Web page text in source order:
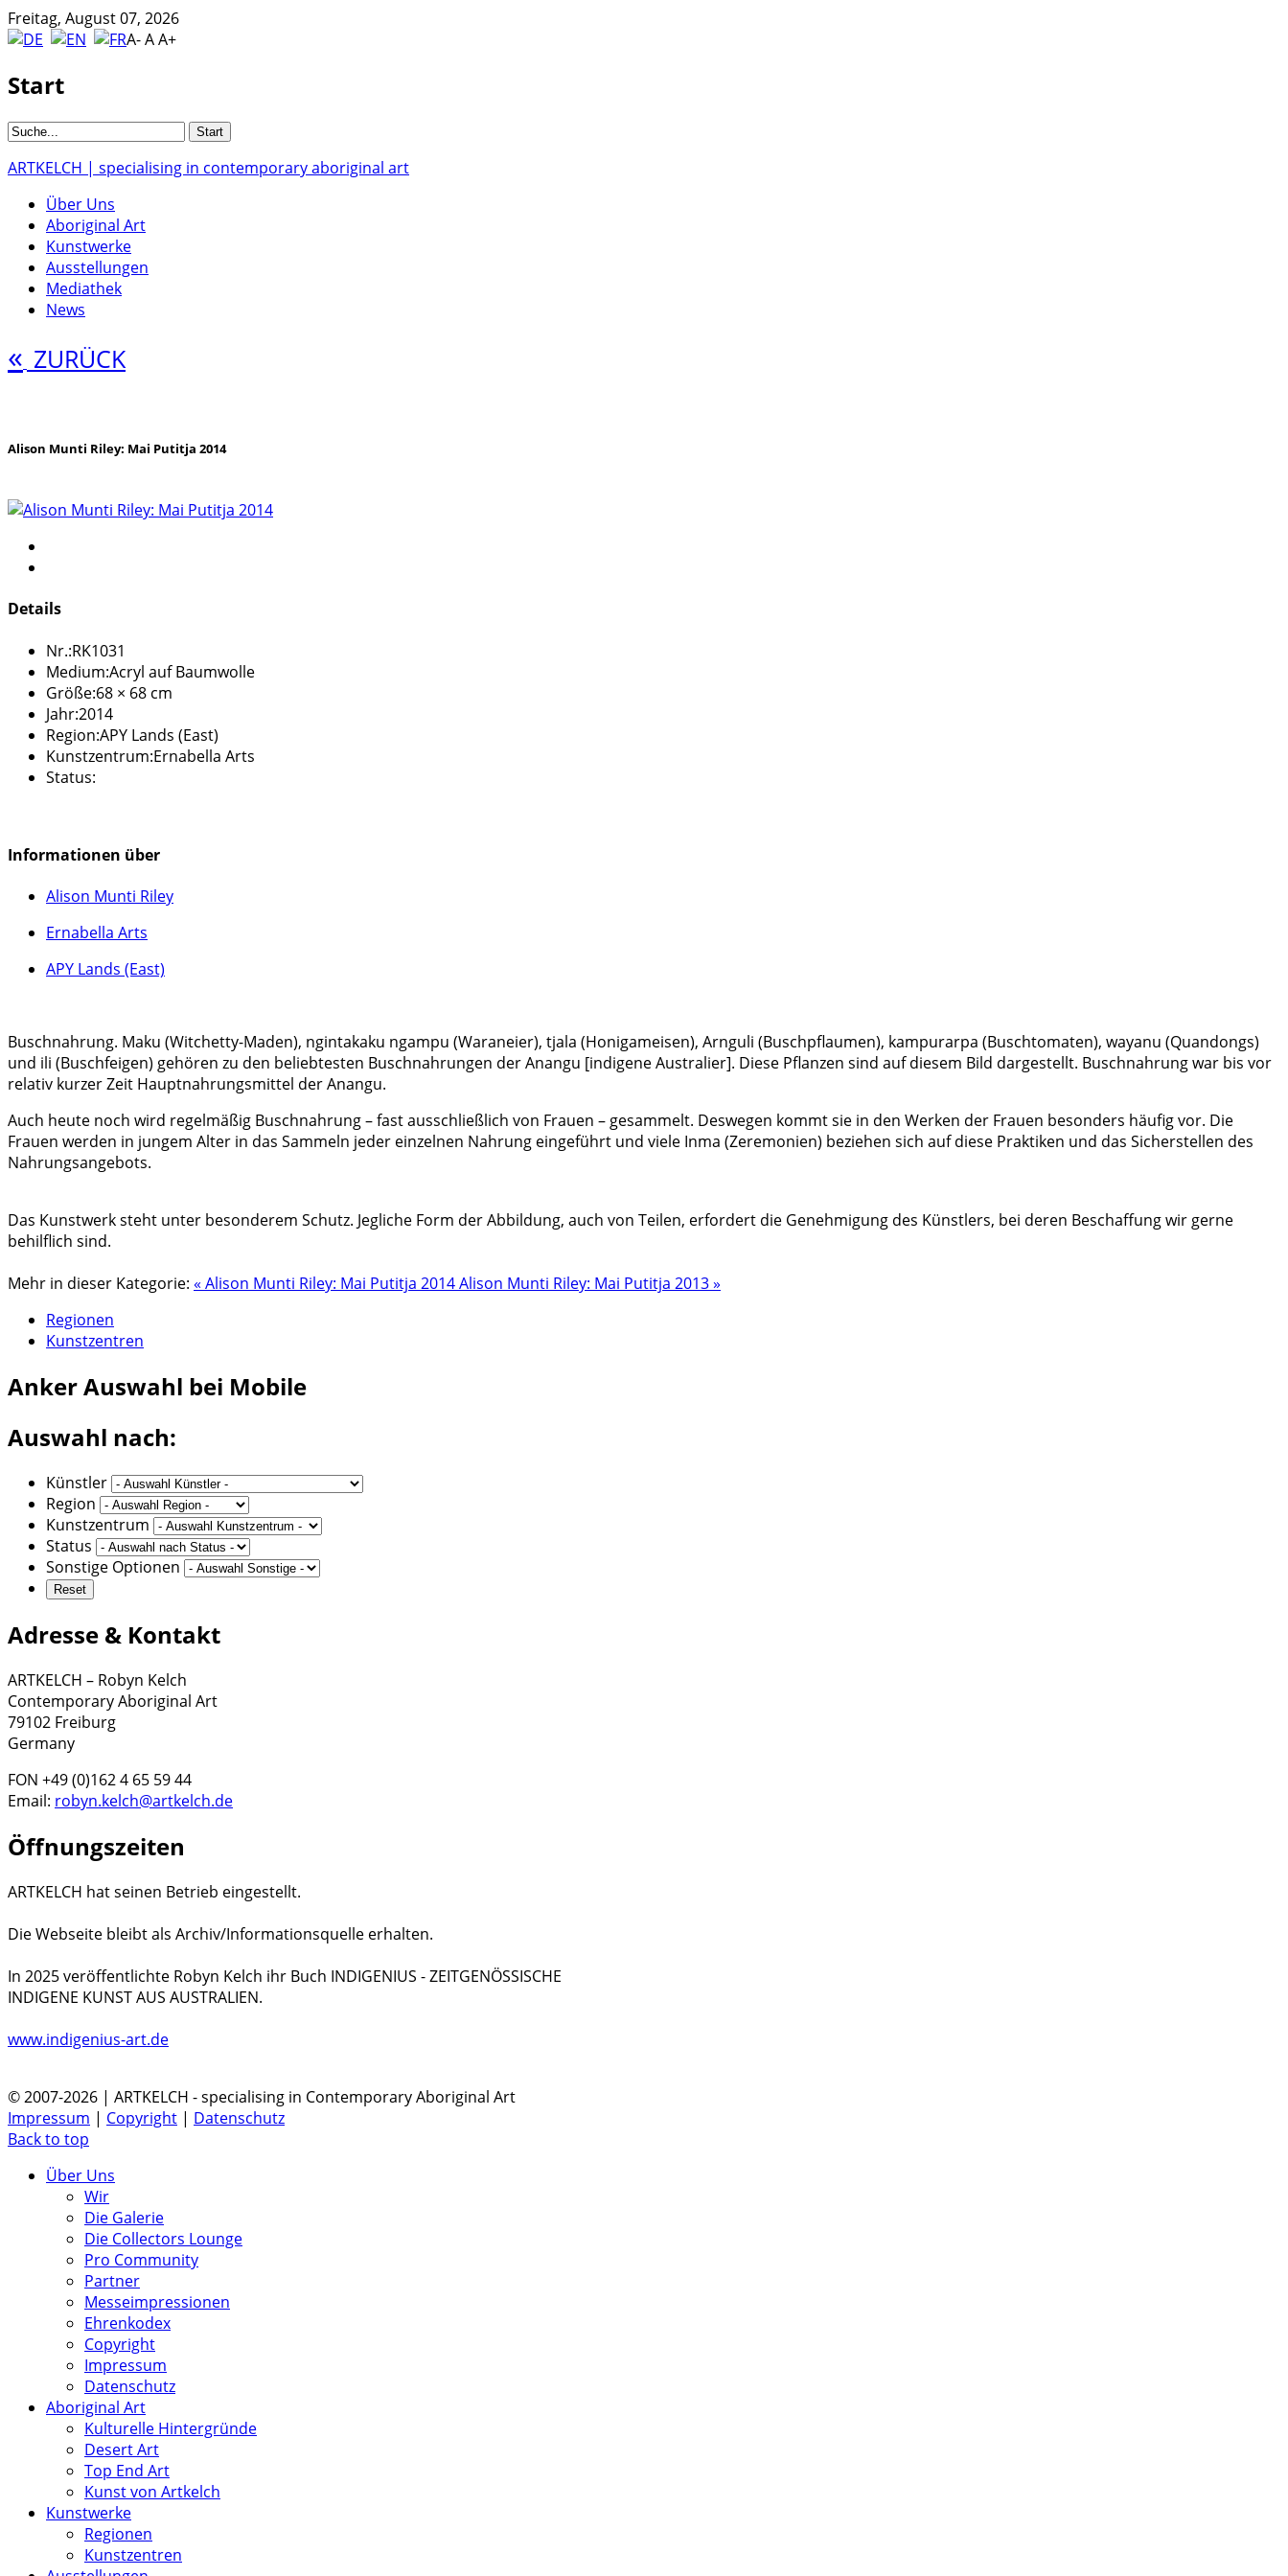
Freitag, August 07, 2026
A-AA+
Start
ARTKELCH | specialising in contemporary aboriginal art
Über Uns
Aboriginal Art
Kunstwerke
Ausstellungen
Mediathek
News
« ZURÜCK
Alison Munti Riley: Mai Putitja 2014
Details
Nr.:RK1031
Medium:Acryl auf Baumwolle
Größe:68 × 68 cm
Jahr:2014
Region:APY Lands (East)
Kunstzentrum:Ernabella Arts
Status:
Informationen über
Alison Munti Riley
Ernabella Arts
APY Lands (East)
Buschnahrung. Maku (Witchetty-Maden), ngintakaku ngampu (Waraneier), tjala (Honigameisen), Arnguli (Buschpflaumen), kampurarpa (Buschtomaten), wayanu (Quandongs)
und ili (Buschfeigen) gehören zu den beliebtesten Buschnahrungen der Anangu [indigene Australier]. Diese Pflanzen sind auf diesem Bild dargestellt. Buschnahrung war bis vor
relativ kurzer Zeit Hauptnahrungsmittel der Anangu.
Auch heute noch wird regelmäßig Buschnahrung – fast ausschließlich von Frauen – gesammelt. Deswegen kommt sie in den Werken der Frauen besonders häufig vor. Die
Frauen werden in jungem Alter in das Sammeln jeder einzelnen Nahrung eingeführt und viele Inma (Zeremonien) beziehen sich auf diese Praktiken und das Sicherstellen des
Nahrungsangebots.
Das Kunstwerk steht unter besonderem Schutz. Jegliche Form der Abbildung, auch von Teilen, erfordert die Genehmigung des Künstlers, bei deren Beschaffung wir gerne
behilflich sind.
Mehr in dieser Kategorie: « Alison Munti Riley: Mai Putitja 2014Alison Munti Riley: Mai Putitja 2013 »
Regionen
Kunstzentren
AnkerAuswahl bei Mobile
Auswahl nach:
Künstler
Region
Kunstzentrum
Status
Sonstige Optionen
Adresse & Kontakt
ARTKELCH – Robyn Kelch
Contemporary Aboriginal Art
79102 Freiburg
Germany
FON +49 (0)162 4 65 59 44
Email: robyn.kelch@artkelch.de
Öffnungszeiten
ARTKELCH hat seinen Betrieb eingestellt.
Die Webseite bleibt als Archiv/Informationsquelle erhalten.
In 2025 veröffentlichte Robyn Kelch ihr Buch INDIGENIUS - ZEITGENÖSSISCHE
INDIGENE KUNST AUS AUSTRALIEN.
www.indigenius-art.de
© 2007-2026 | ARTKELCH - specialising in Contemporary Aboriginal Art
Impressum | Copyright | Datenschutz
Back to top
Über Uns
Wir
Die Galerie
Die Collectors Lounge
Pro Community
Partner
Messeimpressionen
Ehrenkodex
Copyright
Impressum
Datenschutz
Aboriginal Art
Kulturelle Hintergründe
Desert Art
Top End Art
Kunst von Artkelch
Kunstwerke
Regionen
Kunstzentren